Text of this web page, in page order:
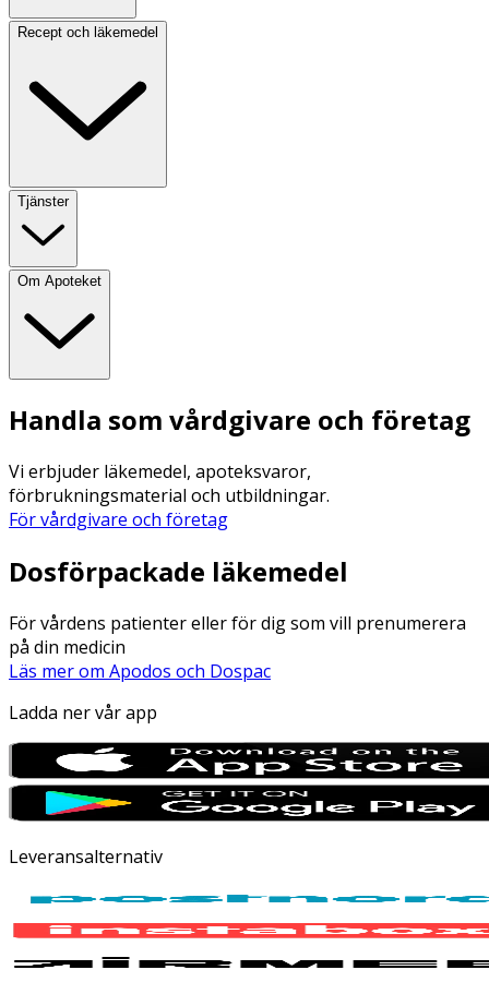
Recept och läkemedel
Tjänster
Om Apoteket
Handla som vårdgivare och företag
Vi erbjuder läkemedel, apoteksvaror,
förbrukningsmaterial och utbildningar.
För vårdgivare och företag
Dosförpackade läkemedel
För vårdens patienter eller för dig som vill prenumerera
på din medicin
Läs mer om Apodos och Dospac
Ladda ner vår app
Leveransalternativ